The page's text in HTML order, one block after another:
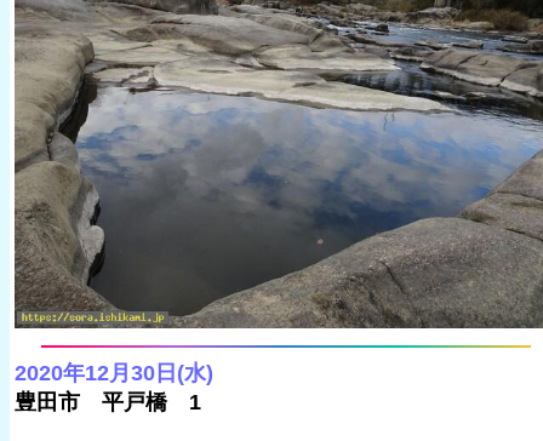
2020年12月30日(水)
豊田市 平戸橋 1